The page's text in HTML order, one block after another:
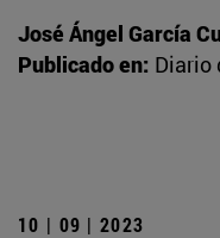
José Ángel García
Publicado en: Diario
10 | 09 | 2023